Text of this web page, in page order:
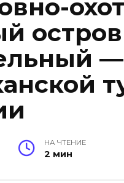
—
НА ЧТЕНИЕ
2 мин